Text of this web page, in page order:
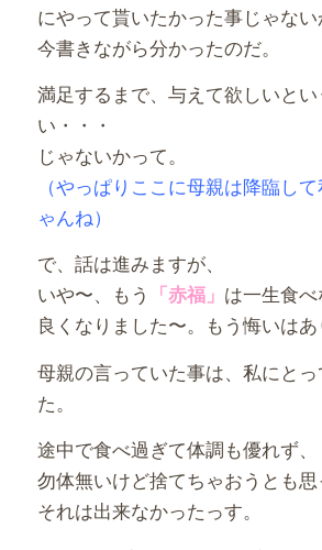
にやって貰いたかった事じゃない
今書きながら分かったのだ。
満足するまで、与えて欲しいと
い・・・
じゃないかって。
（やっぱりここに母親は降臨し
ゃんね）
で、話は進みますが、
いや〜、もう 「赤福」 は一生食
良くなりました〜。もう悔いはあ
母親の言っていた事は、私にと
た。
途中で食べ過ぎて体調も優れず、
勿体無いけど捨てちゃおうとも思
それは出来なかったっす。